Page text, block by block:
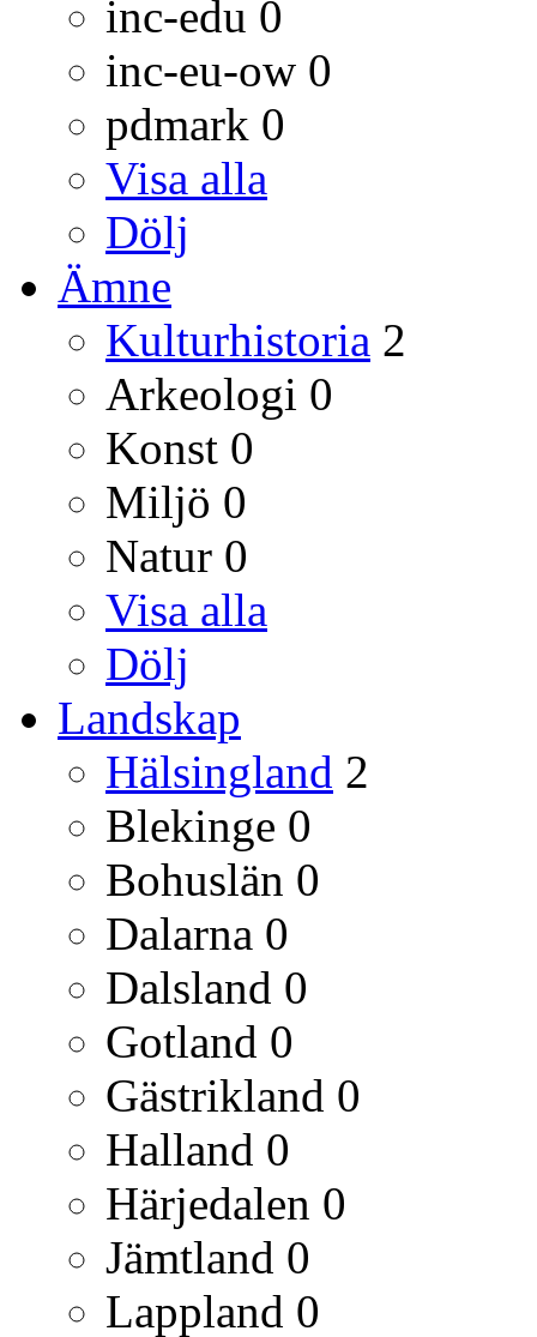
inc-edu 0
inc-eu-ow 0
pdmark 0
Visa alla
Dölj
Ämne
Kulturhistoria 2
Arkeologi 0
Konst 0
Miljö 0
Natur 0
Visa alla
Dölj
Landskap
Hälsingland 2
Blekinge 0
Bohuslän 0
Dalarna 0
Dalsland 0
Gotland 0
Gästrikland 0
Halland 0
Härjedalen 0
Jämtland 0
Lappland 0